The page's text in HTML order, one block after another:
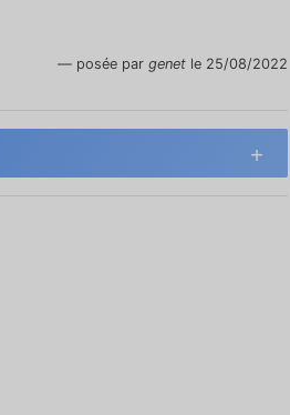
posée par genet le 25/08/2022